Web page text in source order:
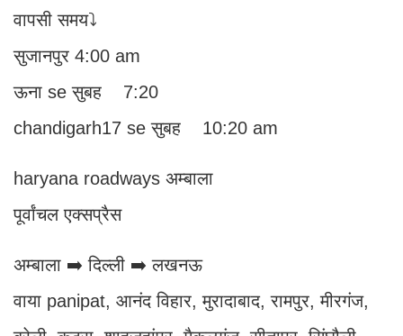
वापसी समय⤵️
सुजानपुर 4:00 am
ऊना se सुबह 7:20
chandigarh17 se सुबह 10:20 am
haryana roadways अम्बाला
पूर्वांचल एक्सप्रैस
अम्बाला ➡️ दिल्ली ➡️ लखनऊ
वाया panipat, आनंद विहार, मुरादाबाद, रामपुर, मीरगंज,